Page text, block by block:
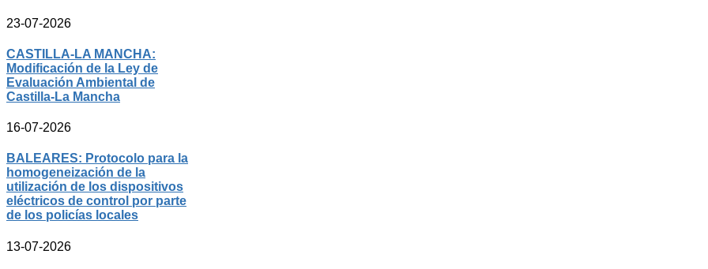
23-07-2026
CASTILLA-LA MANCHA:
Modificación de la Ley de
Evaluación Ambiental de
Castilla-La Mancha
16-07-2026
BALEARES: Protocolo para la
homogeneización de la
utilización de los dispositivos
eléctricos de control por parte
de los policías locales
13-07-2026